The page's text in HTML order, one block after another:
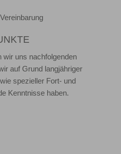
wir uns nachfolgenden
auf Grund langjähriger
spezieller Fort- und
Kenntnisse haben.